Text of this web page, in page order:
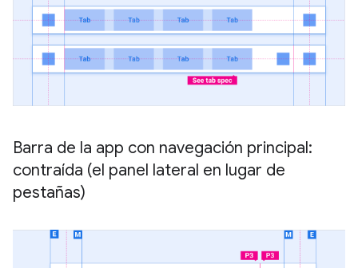
Barra de la app con navegación principal:
contraída (el panel lateral en lugar de
pestañas)